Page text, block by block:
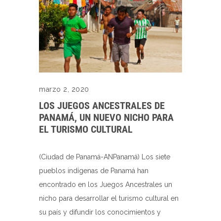
marzo 2, 2020
LOS JUEGOS ANCESTRALES DE
PANAMÁ, UN NUEVO NICHO PARA
EL TURISMO CULTURAL
(Ciudad de Panamá-ANPanamá) Los siete
pueblos indígenas de Panamá han
encontrado en los Juegos Ancestrales un
nicho para desarrollar el turismo cultural en
su país y difundir los conocimientos y